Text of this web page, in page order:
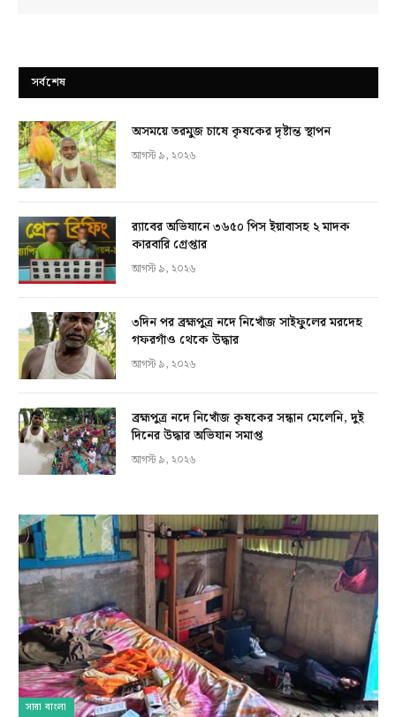
সর্বশেষ
অসময়ে তরমুজ চাষে কৃষকের দৃষ্টান্ত স্থাপন
আগস্ট ৯, ২০২৬
র‍্যাবের অভিযানে ৩৬৫০ পিস ইয়াবাসহ ২ মাদক
কারবারি গ্রেপ্তার
আগস্ট ৯, ২০২৬
৩দিন পর ব্রহ্মপুত্র নদে নিখোঁজ সাইফুলের মরদেহ
গফরগাঁও থেকে উদ্ধার
আগস্ট ৯, ২০২৬
ব্রহ্মপুত্র নদে নিখোঁজ কৃষকের সন্ধান মেলেনি, দুই
দিনের উদ্ধার অভিযান সমাপ্ত
আগস্ট ৯, ২০২৬
সারা বাংলা